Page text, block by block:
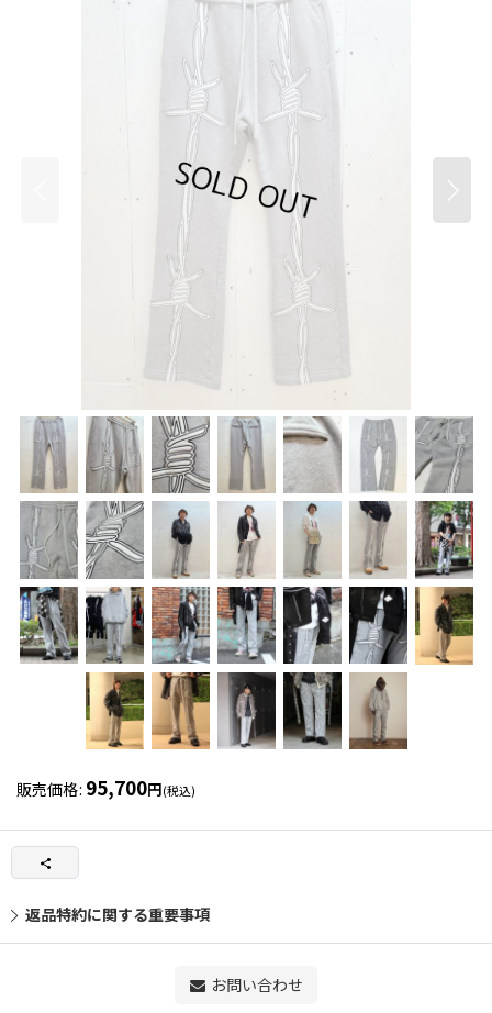
販売価格: 95,700円(税込)
返品特約に関する重要事項
お問い合わせ